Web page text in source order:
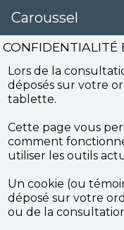
Caroussel
CONFIDENTIALITÉ
Lors de la
déposés sur votre
tablette.
Cette page vous
comment
utiliser les outils
Un cookie (ou
déposé sur votre
ou de la